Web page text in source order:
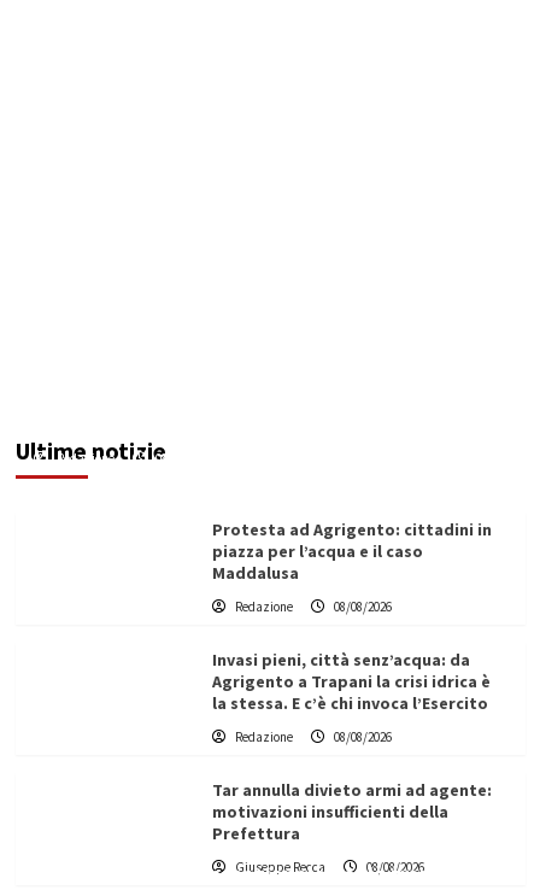
Ultime notizie
Redazione 08/08/2026
Protesta ad Agrigento: cittadini in
piazza per l’acqua e il caso
Maddalusa
Redazione 08/08/2026
Invasi pieni, città senz’acqua: da
Agrigento a Trapani la crisi idrica è
la stessa. E c’è chi invoca l’Esercito
Redazione 08/08/2026
Tar annulla divieto armi ad agente:
motivazioni insufficienti della
Prefettura
Giuseppe Recca 08/08/2026
L’ingegnere saccense Buscarnera partner chiave
di un progetto transnazionale per la transizione